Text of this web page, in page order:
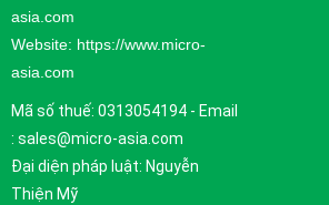
asia.com
Website: https://www.micro-
asia.com
Mã số thuế: 0313054194 - Email
: sales@micro-asia.com
Đại diện pháp luật: Nguyễn
Thiện Mỹ